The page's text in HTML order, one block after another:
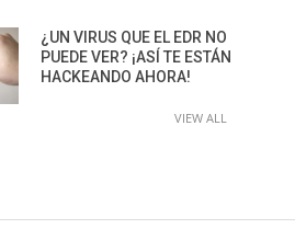
¿UN VIRUS QUE EL EDR NO
PUEDE VER? ¡ASÍ TE ESTÁN
HACKEANDO AHORA!
VIEW ALL